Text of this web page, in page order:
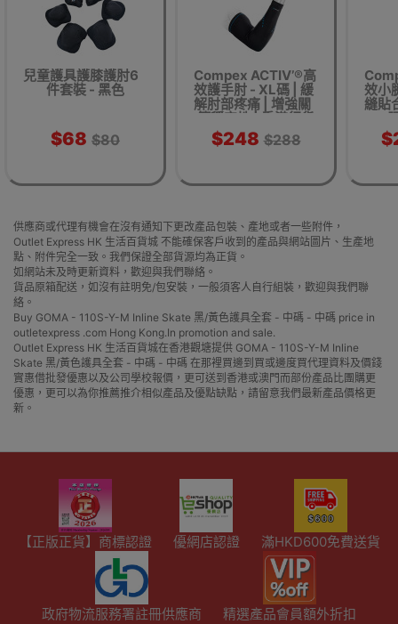
兒童護具護膝護肘6
件套裝 - 黑色
$68 $80
Compex ACTIV’®高
效護手肘 - XL碼 | 緩
解肘部疼痛 | 增強關
節穩定性 | 香港行貨
$248 $288
效小
縫貼
供應商或代理有機會在沒有通知下更改產品包裝、產地或者一些附件，
Outlet Express HK 生活百貨城 不能確保客戶收到的產品與網站圖片、生產地
點、附件完全一致。我們保證全部貨源均為正貨。
如網站未及時更新資料，歡迎與我們聯絡。
貨品原箱配送，如沒有註明免/包安裝，一般須客人自行組裝，歡迎與我們聯
絡。
Buy GOMA - 110S-Y-M Inline Skate 黑/黃色護具全套 - 中碼 - 中碼 price in
outletexpress .com Hong Kong.In promotion and sale.
Outlet Express HK 生活百貨城在香港觀塘提供 GOMA - 110S-Y-M Inline
Skate 黑/黃色護具全套 - 中碼 - 中碼 在那裡買邊到買或邊度買代理資料及價錢
實惠借批發優惠以及公司學校報價，更可送到香港或澳門而部份產品比團購更
優惠，更可以為你推薦推介相似產品及優點缺點，請留意我們最新產品價格更
新。
【正版正貨】商標認證 優網店認證 滿HKD600免費送貨
政府物流服務署註冊供應商 精選產品會員額外折扣